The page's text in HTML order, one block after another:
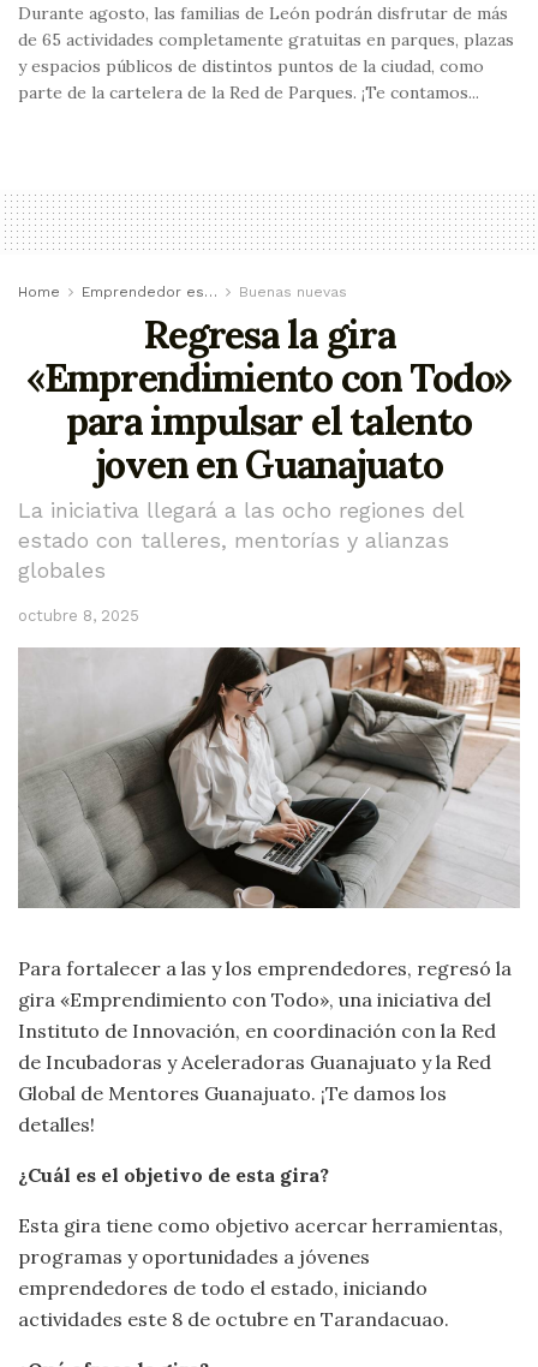
Durante agosto, las familias de León podrán disfrutar de más
de 65 actividades completamente gratuitas en parques, plazas
y espacios públicos de distintos puntos de la ciudad, como
parte de la cartelera de la Red de Parques. ¡Te contamos...
Home Emprendedor es… Buenas nuevas
Regresa la gira
«Emprendimiento con Todo»
para impulsar el talento
joven en Guanajuato
La iniciativa llegará a las ocho regiones del
estado con talleres, mentorías y alianzas
globales
octubre 8, 2025
Para fortalecer a las y los emprendedores, regresó la
gira «Emprendimiento con Todo», una iniciativa del
Instituto de Innovación, en coordinación con la Red
de Incubadoras y Aceleradoras Guanajuato y la Red
Global de Mentores Guanajuato. ¡Te damos los
detalles!
¿Cuál es el objetivo de esta gira?
Esta gira tiene como objetivo acercar herramientas,
programas y oportunidades a jóvenes
emprendedores de todo el estado, iniciando
actividades este 8 de octubre en Tarandacuao.